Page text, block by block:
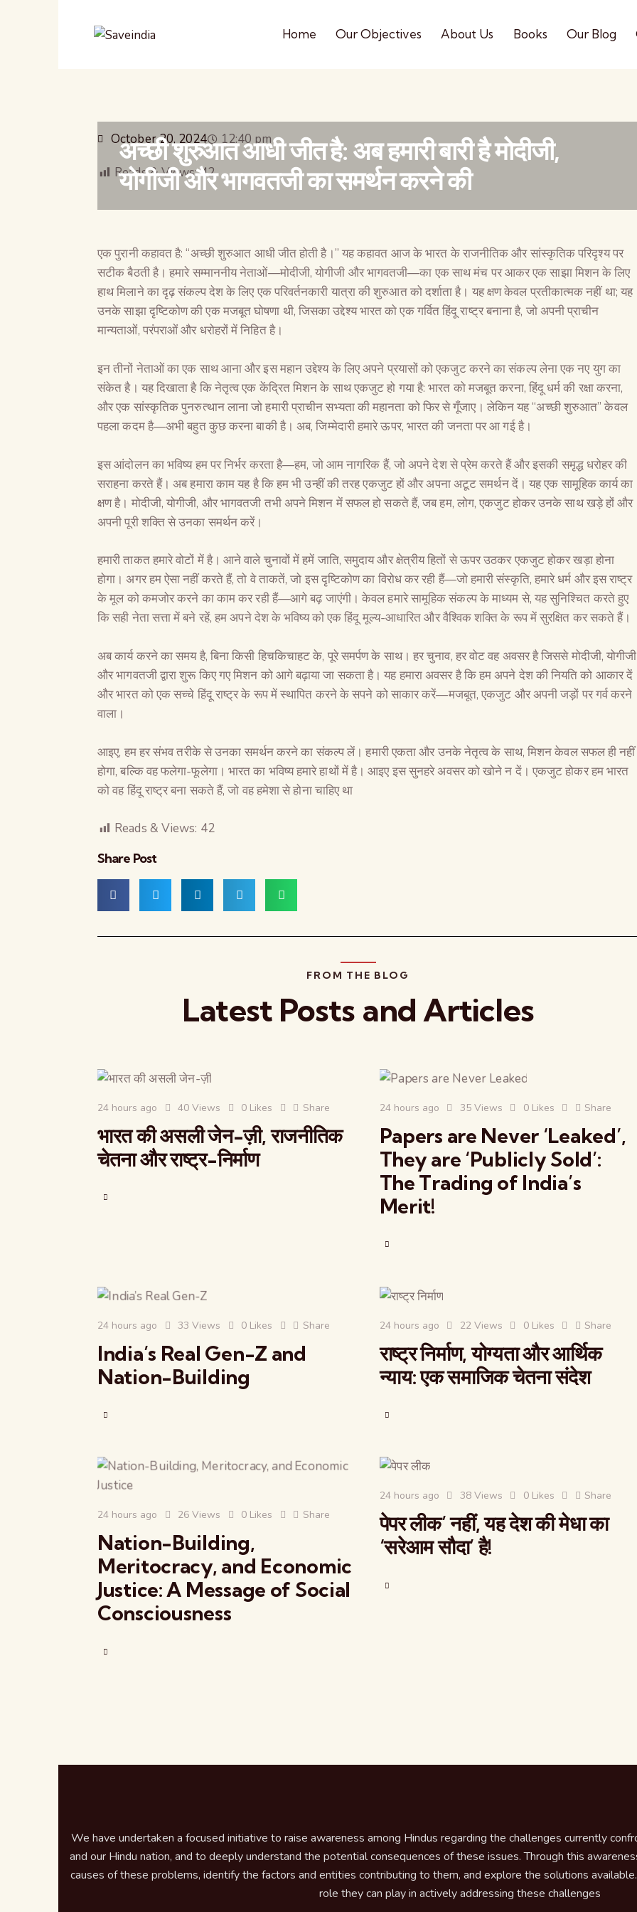
Home Our Objectives About Us Books Our Blog
October 20, 2024 12:40 pm
Reads & Views:42
अच्छी शुरुआत आधी जीत है: अब हमारी बारी है मोदीजी,
योगीजी और भागवतजी का समर्थन करने की
एक पुरानी कहावत है: “अच्छी शुरुआत आधी जीत होती है।” यह कहावत आज के भारत के राजनीतिक और सांस्कृतिक परिदृश्य पर
सटीक बैठती है। हमारे सम्माननीय नेताओं—मोदीजी, योगीजी और भागवतजी—का एक साथ मंच पर आकर एक साझा मिशन के लिए
हाथ मिलाने का दृढ़ संकल्प देश के लिए एक परिवर्तनकारी यात्रा की शुरुआत को दर्शाता है। यह क्षण केवल प्रतीकात्मक नहीं था; यह
उनके साझा दृष्टिकोण की एक मजबूत घोषणा थी, जिसका उद्देश्य भारत को एक गर्वित हिंदू राष्ट्र बनाना है, जो अपनी प्राचीन
मान्यताओं, परंपराओं और धरोहरों में निहित है।
इन तीनों नेताओं का एक साथ आना और इस महान उद्देश्य के लिए अपने प्रयासों को एकजुट करने का संकल्प लेना एक नए युग का
संकेत है। यह दिखाता है कि नेतृत्व एक केंद्रित मिशन के साथ एकजुट हो गया है: भारत को मजबूत करना, हिंदू धर्म की रक्षा करना,
और एक सांस्कृतिक पुनरुत्थान लाना जो हमारी प्राचीन सभ्यता की महानता को फिर से गूँजाए। लेकिन यह “अच्छी शुरुआत” केवल
पहला कदम है—अभी बहुत कुछ करना बाकी है। अब, जिम्मेदारी हमारे ऊपर, भारत की जनता पर आ गई है।
इस आंदोलन का भविष्य हम पर निर्भर करता है—हम, जो आम नागरिक हैं, जो अपने देश से प्रेम करते हैं और इसकी समृद्ध धरोहर की
सराहना करते हैं। अब हमारा काम यह है कि हम भी उन्हीं की तरह एकजुट हों और अपना अटूट समर्थन दें। यह एक सामूहिक कार्य का
क्षण है। मोदीजी, योगीजी, और भागवतजी तभी अपने मिशन में सफल हो सकते हैं, जब हम, लोग, एकजुट होकर उनके साथ खड़े हों और
अपनी पूरी शक्ति से उनका समर्थन करें।
हमारी ताकत हमारे वोटों में है। आने वाले चुनावों में हमें जाति, समुदाय और क्षेत्रीय हितों से ऊपर उठकर एकजुट होकर खड़ा होना
होगा। अगर हम ऐसा नहीं करते हैं, तो वे ताकतें, जो इस दृष्टिकोण का विरोध कर रही हैं—जो हमारी संस्कृति, हमारे धर्म और इस राष्ट्र
के मूल को कमजोर करने का काम कर रही हैं—आगे बढ़ जाएंगी। केवल हमारे सामूहिक संकल्प के माध्यम से, यह सुनिश्चित करते हुए
कि सही नेता सत्ता में बने रहें, हम अपने देश के भविष्य को एक हिंदू मूल्य-आधारित और वैश्विक शक्ति के रूप में सुरक्षित कर सकते हैं।
अब कार्य करने का समय है, बिना किसी हिचकिचाहट के, पूरे समर्पण के साथ। हर चुनाव, हर वोट वह अवसर है जिससे मोदीजी, योगीजी
और भागवतजी द्वारा शुरू किए गए मिशन को आगे बढ़ाया जा सकता है। यह हमारा अवसर है कि हम अपने देश की नियति को आकार दें
और भारत को एक सच्चे हिंदू राष्ट्र के रूप में स्थापित करने के सपने को साकार करें—मजबूत, एकजुट और अपनी जड़ों पर गर्व करने
वाला।
आइए, हम हर संभव तरीके से उनका समर्थन करने का संकल्प लें। हमारी एकता और उनके नेतृत्व के साथ, मिशन केवल सफल ही नहीं
होगा, बल्कि वह फलेगा-फूलेगा। भारत का भविष्य हमारे हाथों में है। आइए इस सुनहरे अवसर को खोने न दें। एकजुट होकर हम भारत
को वह हिंदू राष्ट्र बना सकते हैं, जो वह हमेशा से होना चाहिए था
Reads & Views: 42
Share Post
FROM THE BLOG
Latest Posts and Articles
24 hours ago 40 Views 0 Likes Share
भारत की असली जेन-ज़ी, राजनीतिक
चेतना और राष्ट्र-निर्माण
24 hours ago 35 Views 0 Likes Share
Papers are Never ‘Leaked’,
They are ‘Publicly Sold’:
The Trading of India’s
Merit!
24 hours ago 33 Views 0 Likes Share
India’s Real Gen-Z and
Nation-Building
24 hours ago 22 Views 0 Likes Share
राष्ट्र निर्माण, योग्‍यता और आर्थिक
न्याय: एक समाजिक चेतना संदेश
24 hours ago 26 Views 0 Likes Share
Nation-Building,
Meritocracy, and Economic
Justice: A Message of Social
Consciousness
24 hours ago 38 Views 0 Likes Share
पेपर लीक’ नहीं, यह देश की मेधा का
‘सरेआम सौदा’ है!
The Global
We have undertaken a focused initiative to raise awareness among Hindus regarding the challenges currently
and our Hindu nation, and to deeply understand the potential consequences of these issues. Through this
causes of these problems, identify the factors and entities contributing to them, and explore the solutions
role they can play in actively addressing these challenges